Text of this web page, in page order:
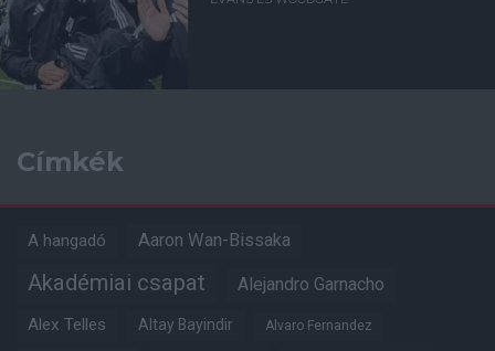
Címkék
A hangadó Aaron Wan-Bissaka
Akadémiai csapat Alejandro Garnacho
Alex Telles Altay Bayindir Alvaro Fernandez